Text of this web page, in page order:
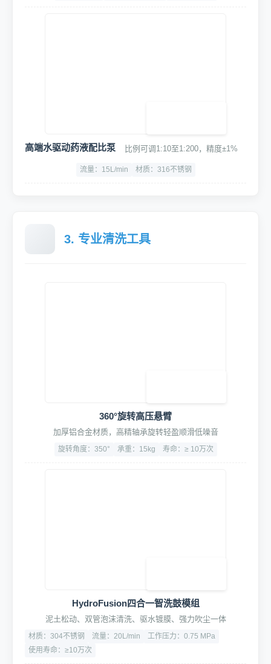
高端水驱动药液配比泵 比例可调1:10至1:200，精度±1%
流量：15L/min 材质：316不锈钢
3. 专业清洗工具
360°旋转高压悬臂
加厚铝合金材质，高精轴承旋转轻盈顺滑低噪音
旋转角度：350° 承重：15kg 寿命：≥ 10万次
HydroFusion四合一智洗鼓模组
泥土松动、双管泡沫清洗、驱水镀膜、强力吹尘一体
材质：304不锈钢 流量：20L/min
工作压力：0.75 MPa
使用寿命：≥10万次